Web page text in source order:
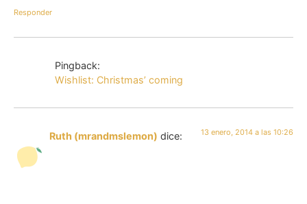
Responder
Pingback:
Wishlist: Christmas’ coming
Ruth (mrandmslemon) dice: 13 enero, 2014 a las 10:26